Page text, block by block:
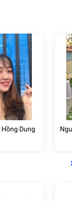
Hồng Dung